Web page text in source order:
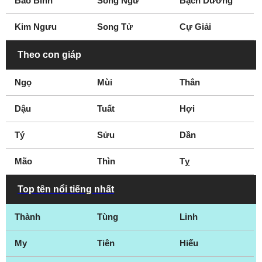
Gateshead
Gloucester
Gloucestershire
Grantham
Gravesend
Hertfordshire
Hillingdon
Ipswich
Keighley
Kent
Kim Ngưu Song Tử Cự Giải
Theo con giáp
Ngọ Mùi Thân
Dậu Tuất Hợi
Tý Sửu Dần
Mão Thìn Tỵ
Top tên nổi tiếng nhất
Thành Tùng Linh
My Tiên Hiếu